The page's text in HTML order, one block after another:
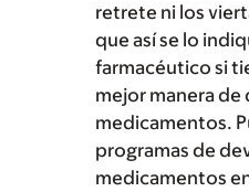
retrete ni los
que así se lo
farmacéutico si
mejor manera de
medicamentos.
programas de
medicamentos